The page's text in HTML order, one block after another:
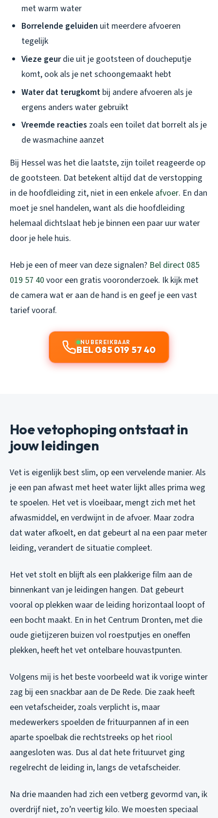
met warm water
Borrelende geluiden uit meerdere afvoeren
tegelijk
Vieze geurdie uit je gootsteen of doucheputje
komt, ook als je net schoongemaakt hebt
Water dat terugkomt bij andere afvoeren als je
ergens anders water gebruikt
Vreemde reacties zoals een toilet dat borrelt als je
de wasmachine aanzet
Bij Hessel was het die laatste, zijn toilet reageerde op
de gootsteen. Dat betekent altijd dat de verstopping
in de hoofdleiding zit, niet in een enkele afvoer. En dan
moet je snel handelen, want als die hoofdleiding
helemaal dichtslaat heb je binnen een paar uur water
door je hele huis.
Heb je een of meer van deze signalen? Bel direct 085
019 57 40 voor een gratis vooronderzoek. Ik kijk met
de camera wat er aan de hand is en geef je een vast
tarief vooraf.
NU BEREIKBAAR
BEL 085 019 57 40
Hoe vetophoping ontstaat in
jouw leidingen
Vet is eigenlijk best slim, op een vervelende manier. Als
je een pan afwast met heet water lijkt alles prima weg
te spoelen. Het vet is vloeibaar, mengt zich met het
afwasmiddel, en verdwijnt in de afvoer. Maar zodra
dat water afkoelt, en dat gebeurt al na een paar meter
leiding, verandert de situatie compleet.
Het vet stolt en blijft als een plakkerige film aan de
binnenkant van je leidingen hangen. Dat gebeurt
vooral op plekken waar de leiding horizontaal loopt of
een bocht maakt. En in het Centrum Dronten, met die
oude gietijzeren buizen vol roestputjes en oneffen
plekken, heeft het vet ontelbare houvastpunten.
Volgens mij is het beste voorbeeld wat ik vorige winter
zag bij een snackbar aan de De Rede. Die zaak heeft
een vetafscheider, zoals verplicht is, maar
medewerkers spoelden de frituurpannen af in een
aparte spoelbak die rechtstreeks op het riool
aangesloten was. Dus al dat hete frituurvet ging
regelrecht de leiding in, langs de vetafscheider.
Na drie maanden had zich een vetberg gevormd van, ik
overdrijf niet, zo’n veertig kilo. We moesten speciaal